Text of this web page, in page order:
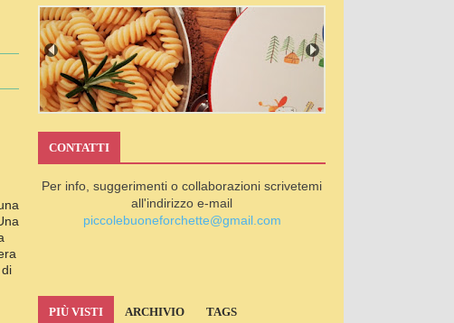
CONTATTI
Per info, suggerimenti o collaborazioni scrivetemi
all'indirizzo e-mail
piccolebuoneforchette@gmail.com
PIÙ VISTI ARCHIVIO TAGS